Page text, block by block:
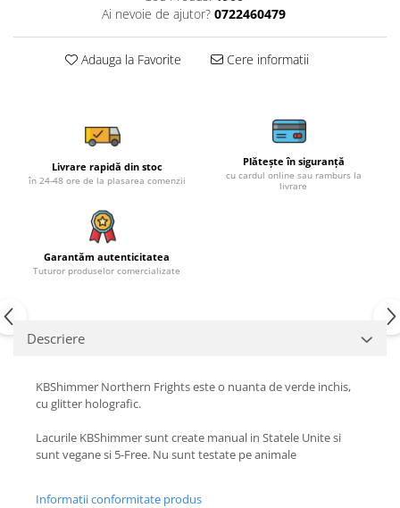
Ai nevoie de ajutor? 0722460479
Adauga la Favorite Cere informatii
Livrare rapidă din stoc
în 24-48 ore de la plasarea comenzii
Plătește în siguranță
cu cardul online sau ramburs la
livrare
Garantăm autenticitatea
Tuturor produselor comercializate
Descriere
KBShimmer Northern Frights este o nuanta de verde inchis,
cu glitter holografic.
Lacurile KBShimmer sunt create manual in Statele Unite si
sunt vegane si 5-Free. Nu sunt testate pe animale
Informatii conformitate produs